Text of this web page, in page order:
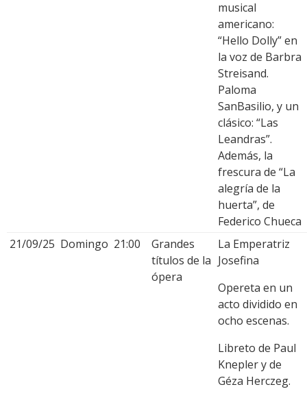
musical
americano:
“Hello Dolly” en
la voz de Barbra
Streisand.
Paloma
SanBasilio, y un
clásico: “Las
Leandras”.
Además, la
frescura de “La
alegría de la
huerta”, de
Federico Chueca
21/09/25 Domingo 21:00
Grandes
títulos de la
ópera
La Emperatriz
Josefina
Opereta en un
acto dividido en
ocho escenas.
Libreto de Paul
Knepler y de
Géza Herczeg.